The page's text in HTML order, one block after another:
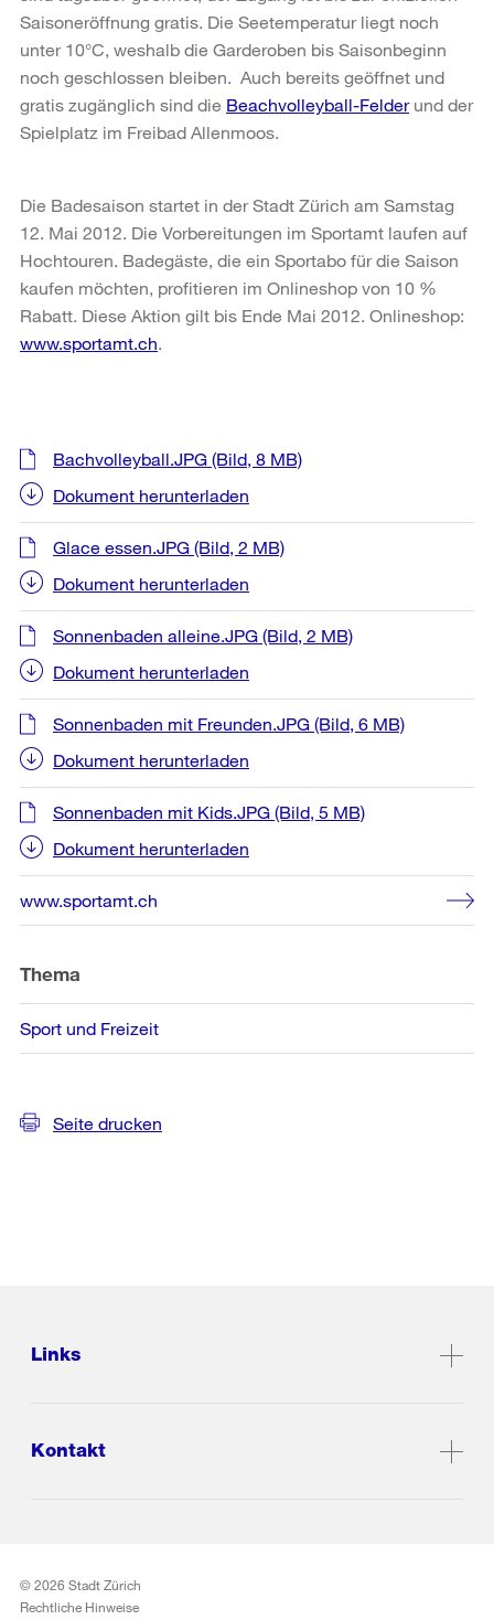
Saisoneröffnung gratis. Die Seetemperatur liegt noch
unter 10°C, weshalb die Garderoben bis Saisonbeginn
noch geschlossen bleiben. Auch bereits geöffnet und
gratis zugänglich sind die Beachvolleyball-Felderund der
Spielplatz im Freibad Allenmoos.
Die Badesaison startet in der Stadt Zürich am Samstag
12. Mai 2012. Die Vorbereitungen im Sportamt laufen auf
Hochtouren. Badegäste, die ein Sportabo für die Saison
kaufen möchten, profitieren im Onlineshop von 10 %
Rabatt. Diese Aktion gilt bis Ende Mai 2012. Onlineshop:
www.sportamt.ch
Weitere
Informationen
Bachvolleyball.JPG (Bild, 8 MB)
Dokument herunterladen
Glace essen.JPG (Bild, 2 MB)
Dokument herunterladen
Sonnenbaden alleine.JPG (Bild, 2 MB)
Dokument herunterladen
Sonnenbaden mit Freunden.JPG (Bild, 6 MB)
Dokument herunterladen
Sonnenbaden mit Kids.JPG (Bild, 5 MB)
Dokument herunterladen
www.sportamt.ch
Thema
Sport und Freizeit
Seite drucken
Links
Kontakt
© 2026 Stadt Zürich
Rechtliche Hinweise